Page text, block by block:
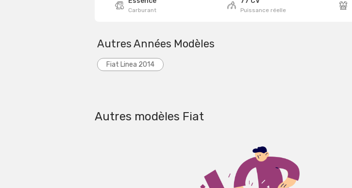
Carburant Puissance réelle
Autres Années Modèles
Fiat Linea 2014
Autres modèles Fiat